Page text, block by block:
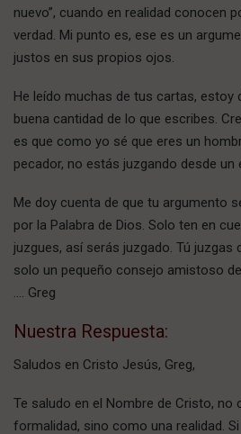
nuevo”, cuando en realidad conocen
verdad. Mi punto es, ese es un
justos en sus propios ojos.
He leído muchas de tus cartas, estoy
buena cantidad de lo que escribes.
es que como yo sé que eres un
pecador, no estás juzgando desde
Me doy cuenta de que tu argumento
por la Palabra de Dios. Solo ten en
juzgues, así serás juzgado. Tú juzgas
solo un pequeño consejo amistoso
…. Greg
Nuestra Respuesta:
Saludos en Cristo Jesús, Greg,
Te saludo en el Nombre de Cristo, no
formalidad, sino como una realidad.